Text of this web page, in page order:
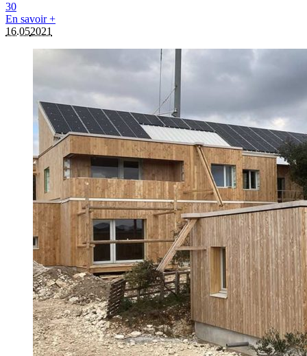
30
En savoir +
16.052021